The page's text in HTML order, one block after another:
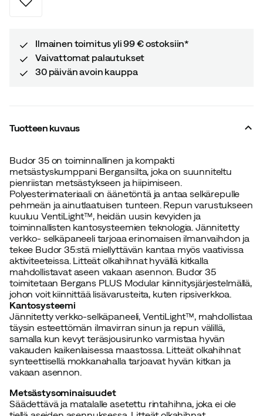
Ilmainen toimitus yli 99 € ostoksiin*
Vaivattomat palautukset
30 päivän avoin kauppa
Tuotteen kuvaus
Budor 35 on toiminnallinen ja kompakti
metsästyskumppani Bergansilta, joka on suunniteltu
pienriistan metsästykseen ja hiipimiseen.
Polyesterimateriaali on äänetöntä ja antaa selkärepulle
pehmeän ja ainutlaatuisen tunteen. Repun varustukseen
kuuluu VentiLight™, heidän uusin kevyiden ja
toiminnallisten kantosysteemien teknologia. Jännitetty
verkko- selkäpaneeli tarjoaa erinomaisen ilmanvaihdon ja
tekee Budor 35:stä miellyttävän kantaa myös vaativissa
aktiviteeteissa. Litteät olkahihnat hyvällä kitkalla
mahdollistavat aseen vakaan asennon. Budor 35
toimitetaan Bergans PLUS Modular kiinnitysjärjestelmällä,
johon voit kiinnittää lisävarusteita, kuten ripsiverkkoa.
Kantosysteemi
Jännitetty verkko-selkäpaneeli, VentiLight™, mahdollistaa
täysin esteettömän ilmavirran sinun ja repun välillä,
samalla kun kevyt teräsjousirunko varmistaa hyvän
vakauden kaikenlaisessa maastossa. Litteät olkahihnat
synteettisellä mokkanahalla tarjoavat hyvän kitkan ja
vakaan asennon.
Metsästysominaisuudet
Säädettävä ja matalalle asetettu rintahihna, joka ei ole